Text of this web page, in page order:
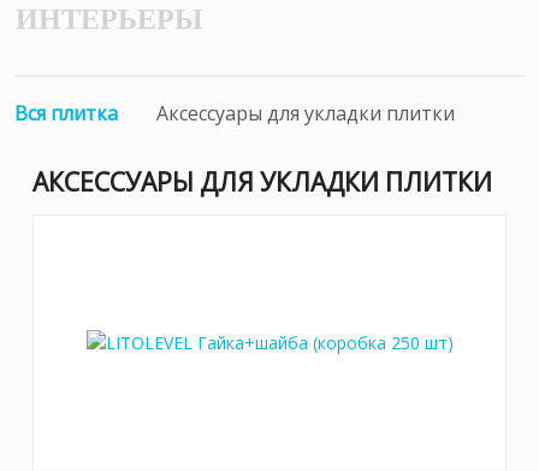
ИНТЕРЬЕРЫ
Вся плитка Аксессуары для укладки плитки
АКСЕССУАРЫ ДЛЯ УКЛАДКИ ПЛИТКИ